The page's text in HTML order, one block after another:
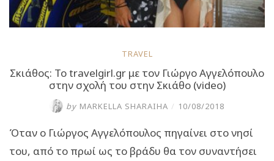
TRAVEL
Σκιάθος: Το travelgirl.gr με τον Γιώργο Αγγελόπουλο
στην σχολή του στην Σκιάθο (video)
by MARKELLA SHARAIHA / 10/08/2018
Όταν ο Γιώργος Αγγελόπουλος πηγαίνει στο νησί
του, από το πρωί ως το βράδυ θα τον συναντήσει